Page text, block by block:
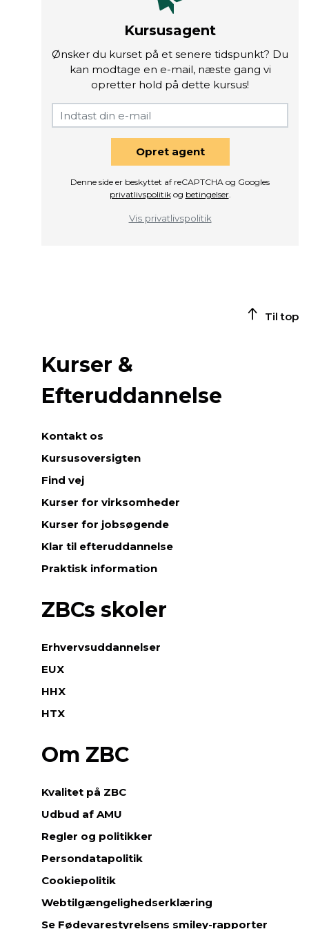
Kursusagent
Ønsker du kurset på et senere tidspunkt? Du
kan modtage en e-mail, næste gang vi
opretter hold på dette kursus!
Opret agent
Denne side er beskyttet af reCAPTCHA og Googles
privatlivspolitikog betingelser.
Vis privatlivspolitik
Til top
Kurser &
Efteruddannelse
Kontakt os
Kursusoversigten
Find vej
Kurser for virksomheder
Kurser for jobsøgende
Klar til efteruddannelse
Praktisk information
ZBCs skoler
Erhvervsuddannelser
EUX
HHX
HTX
Om ZBC
Kvalitet på ZBC
Udbud af AMU
Regler og politikker
Persondatapolitik
Cookiepolitik
Webtilgængelighedserklæring
Se Fødevarestyrelsens smiley-rapporter